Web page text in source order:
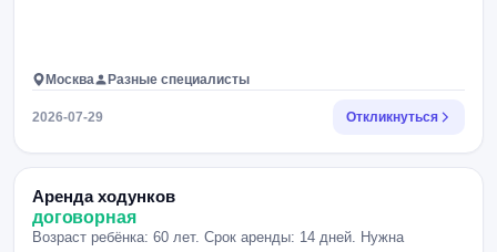
Москва Разные специалисты
2026-07-29 Откликнуться
Аренда ходунков
договорная
Возраст ребёнка: 60 лет. Срок аренды: 14 дней. Нужна